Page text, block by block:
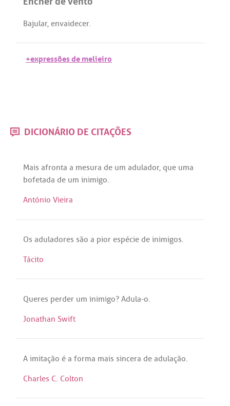
Bajular, envaidecer.
+expressões de melieiro
DICIONÁRIO DE CITAÇÕES
Mais afronta a mesura de um adulador, que uma
bofetada de um inimigo.
António Vieira
Os aduladores são a pior espécie de inimigos.
Tácito
Queres perder um inimigo? Adula-o.
Jonathan Swift
A imitação é a forma mais sincera de adulação.
Charles C. Colton